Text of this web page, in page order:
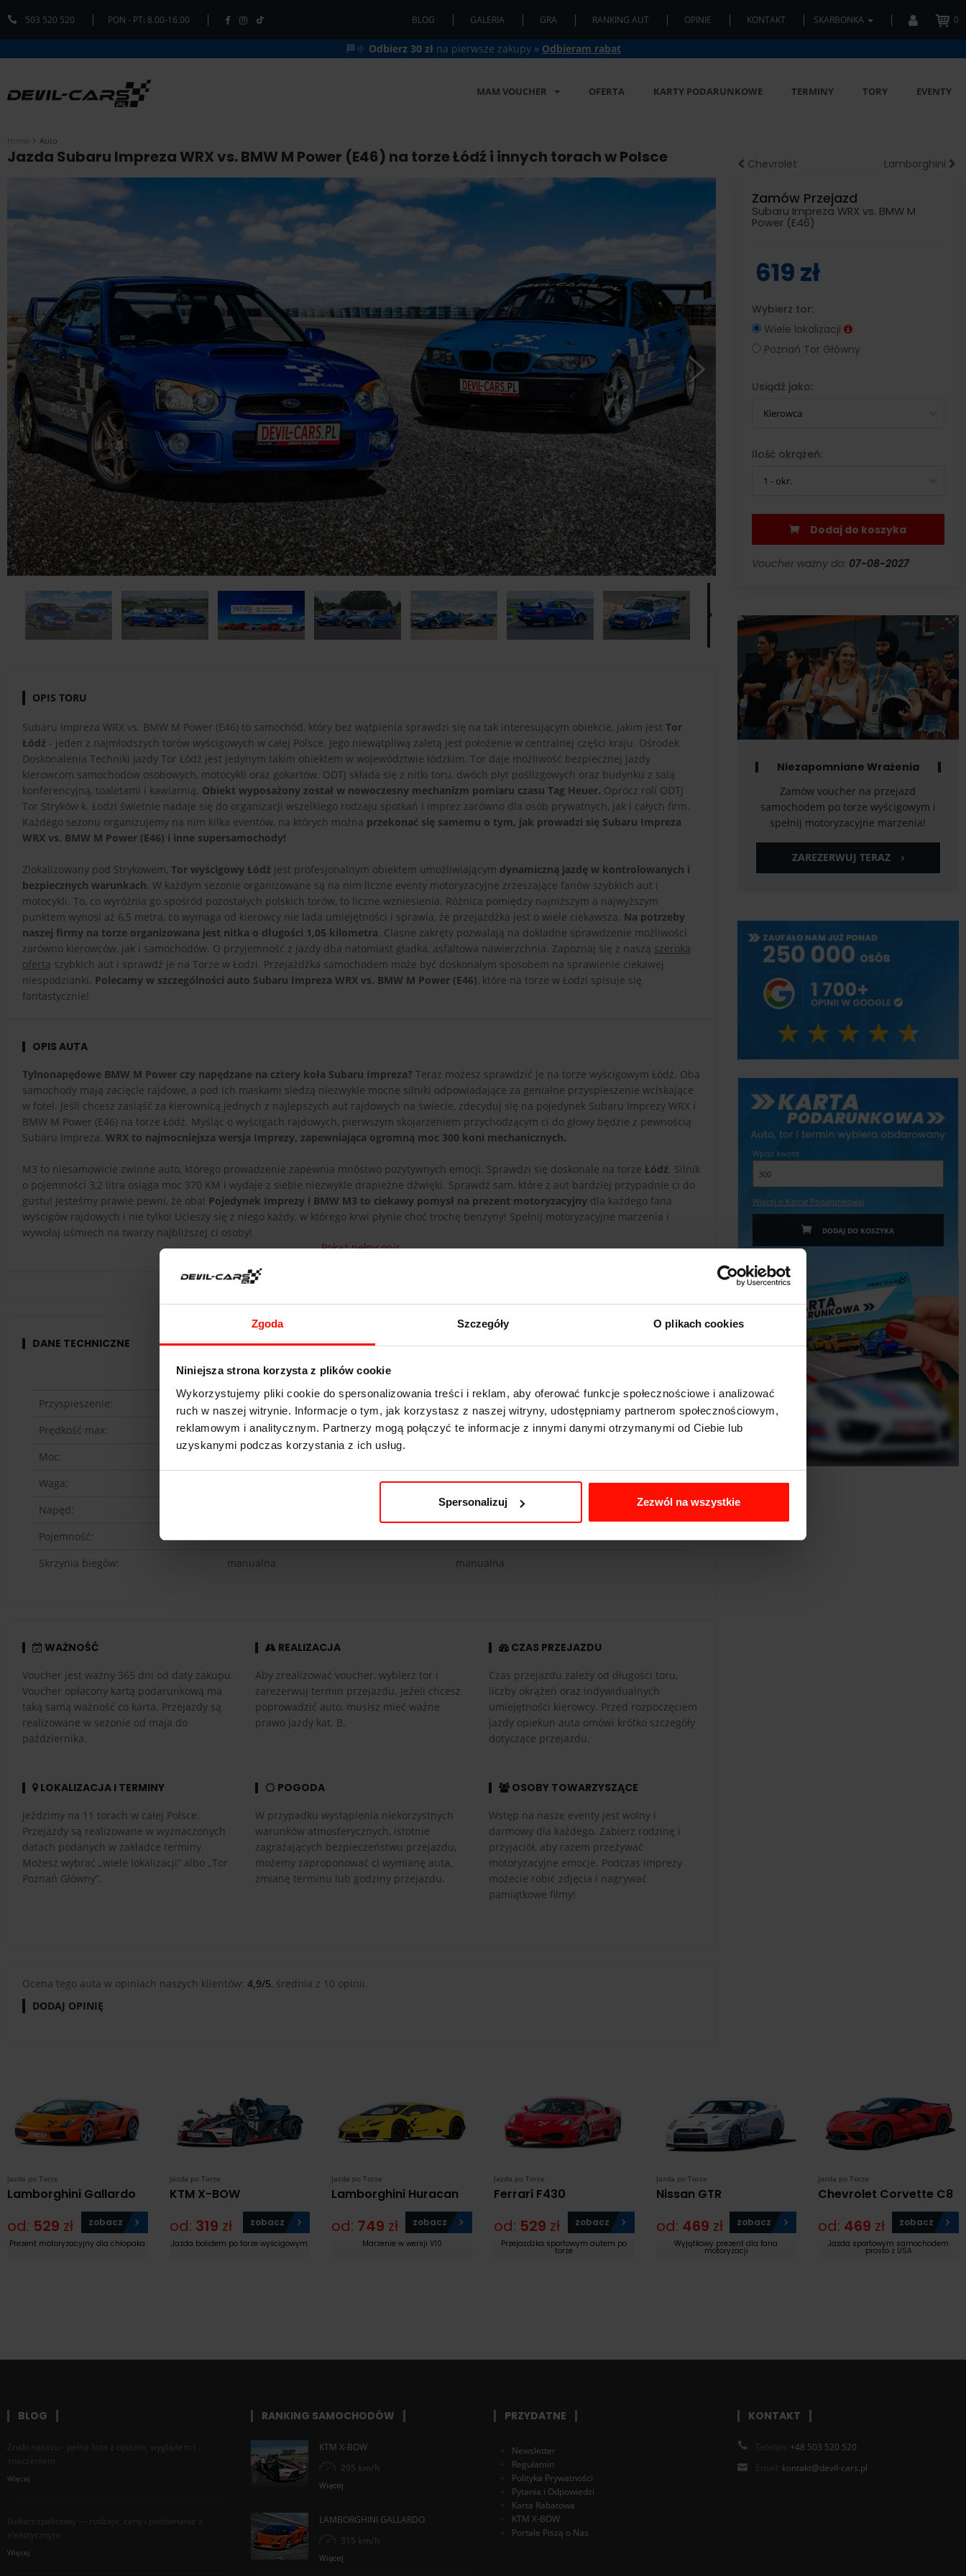
Zgoda Szczegóły O plikach cookies
Niniejsza strona korzysta z plików cookie
Wykorzystujemy pliki cookie do spersonalizowania treści i reklam, aby oferować funkcje społecznościowe i analizować
ruch w naszej witrynie. Informacje o tym, jak korzystasz z naszej witryny, udostępniamy partnerom społecznościowym,
reklamowym i analitycznym. Partnerzy mogą połączyć te informacje z innymi danymi otrzymanymi od Ciebie lub
uzyskanymi podczas korzystania z ich usług.
Spersonalizuj Zezwól na wszystkie
503 520 520 PON - PT: 8.00-16.00 BLOG GALERIA GRA RANKING AUT OPINIE KONTAKT SKARBONKA 0
🏁🔆 Odbierz 30 zł na pierwsze zakupy » Odbieram rabat
MAM VOUCHER OFERTA KARTY PODARUNKOWE TERMINY TORY EVENTY
Home Auto
Jazda Subaru Impreza WRX vs. BMW M Power (E46) na torze Łódź i innych torach w Polsce
OPIS TORU
Subaru Impreza WRX vs. BMW M Power (E46) to samochód, który bez wątpienia sprawdzi się na tak interesującym obiekcie, jakim jest Tor
Łódź - jeden z najmłodszych torów wyścigowych w całej Polsce. Jego niewątpliwą zaletą jest położenie w centralnej części kraju. Ośrodek
Doskonalenia Techniki Jazdy Tor Łódź jest jedynym takim obiektem w województwie łódzkim. Tor daje możliwość bezpiecznej jazdy
kierowcom samochodów osobowych, motocykli oraz gokartów. ODTJ składa się z nitki toru, dwóch płyt poślizgowych oraz budynku z salą
konferencyjną, toaletami i kawiarnią. Obiekt wyposażony został w nowoczesny mechanizm pomiaru czasu Tag Heuer. Oprócz roli ODTJ
Tor Stryków k. Łodzi świetnie nadaje się do organizacji wszelkiego rodzaju spotkań i imprez zarówno dla osób prywatnych, jak i całych firm.
Każdego sezonu organizujemy na nim kilka eventów, na których można przekonać się samemu o tym, jak prowadzi się Subaru Impreza
WRX vs. BMW M Power (E46) i inne supersamochody!
Zlokalizowany pod Strykowem, Tor wyścigowy Łódź jest profesjonalnym obiektem umożliwiającym dynamiczną jazdę w kontrolowanych i
bezpiecznych warunkach. W każdym sezonie organizowane są na nim liczne eventy motoryzacyjne zrzeszające fanów szybkich aut i
motocykli. To, co wyróżnia go spośród pozostałych polskich torów, to liczne wzniesienia. Różnica pomiędzy najniższym a najwyższym
punktem wynosi aż 6,5 metra, co wymaga od kierowcy nie lada umiejętności i sprawia, że przejażdżka jest o wiele ciekawsza. Na potrzeby
naszej firmy na torze organizowana jest nitka o długości 1,05 kilometra. Ciasne zakręty pozwalają na dokładne sprawdzenie możliwości
zarówno kierowców, jak i samochodów. O przyjemność z jazdy dba natomiast gładka, asfaltowa nawierzchnia. Zapoznaj się z naszą szeroką
ofertą szybkich aut i sprawdź je na Torze w Łodzi. Przejażdżka samochodem może być doskonałym sposobem na sprawienie ciekawej
niespodzianki. Polecamy w szczególności auto Subaru Impreza WRX vs. BMW M Power (E46), które na torze w Łodzi spisuje się
fantastycznie!
OPIS AUTA
Tylnonapędowe BMW M Power czy napędzane na cztery koła Subaru Impreza? Teraz możesz sprawdzić je na torze wyścigowym Łódź. Oba
samochody mają zacięcie rajdowe, a pod ich maskami siedzą niezwykle mocne silniki odpowiadające za genialne przyspieszenie wciskające
w fotel. Jeśli chcesz zasiąść za kierownicą jednych z najlepszych aut rajdowych na świecie, zdecyduj się na pojedynek Subaru Imprezy WRX i
BMW M Power (E46) na torze Łódź. Myśląc o wyścigach rajdowych, pierwszym skojarzeniem przychodzącym ci do głowy będzie z pewnością
Subaru Impreza. WRX to najmocniejsza wersja Imprezy, zapewniająca ogromną moc 300 koni mechanicznych.
M3 to niesamowicie zwinne auto, którego prowadzenie zapewnia mnóstwo pozytywnych emocji. Sprawdzi się doskonale na torze Łódź. Silnik
o pojemności 3,2 litra osiąga moc 370 KM i wydaje z siebie niezwykle drapieżne dźwięki. Sprawdź sam, które z aut bardziej przypadnie ci do
gustu! Jesteśmy prawie pewni, że oba! Pojedynek Imprezy i BMW M3 to ciekawy pomysł na prezent motoryzacyjny dla każdego fana
wyścigów rajdowych i nie tylko! Ucieszy się z niego każdy, w którego krwi płynie choć trochę benzyny! Spełnij motoryzacyjne marzenia i
wywołaj uśmiech na twarzy najbliższej ci osoby!
Pokaż pełny opis
DANE TECHNICZNE
BMW M Power (E46)
Przyspieszenie:
4.6 s do 100 km/h
s do 100 km/h
Prędkość max:
270 km/h 230km/h
Moc:
Waga:
1485kg
Napęd:
4x4
Pojemność:
Skrzynia biegów:
manualna manualna
WAŻNOŚĆ
Voucher jest ważny 365 dni od daty zakupu.
Voucher opłacony kartą podarunkową ma
taką samą ważność co karta. Przejazdy są
realizowane w sezonie od maja do
października.
REALIZACJA
Aby zrealizować voucher, wybierz tor i
zarezerwuj termin przejazdu. Jeżeli chcesz
poprowadzić auto, musisz mieć ważne
prawo jazdy kat. B.
CZAS PRZEJAZDU
Czas przejazdu zależy od długości toru,
liczby okrążeń oraz indywidualnych
umiejętności kierowcy. Przed rozpoczęciem
jazdy opiekun auta omówi krótko szczegóły
dotyczące przejazdu.
LOKALIZACJA I TERMINY
Jeździmy na 11 torach w całej Polsce.
Przejazdy są realizowane w wyznaczonych
datach podanych w zakładce terminy.
Możesz wybrać „wiele lokalizacji” albo „Tor
Poznań Główny”.
POGODA
W przypadku wystąpienia niekorzystnych
warunków atmosferycznych, istotnie
zagrażających bezpieczeństwu przejazdu,
możemy zaproponować ci wymianę auta,
zmianę terminu lub godziny przejazdu.
OSOBY TOWARZYSZĄCE
Wstęp na nasze eventy jest wolny i
darmowy dla każdego. Zabierz rodzinę i
przyjaciół, aby razem przeżywać
motoryzacyjne emocje. Podczas imprezy
możecie robić zdjęcia i nagrywać
pamiątkowe filmy!
Ocena tego auta w opiniach naszych klientów: 4,9/5, średnia z 10 opinii.
DODAJ OPINIĘ
Chevrolet Lamborghini
Zamów Przejazd
Subaru Impreza WRX vs. BMW M
Power (E46)
619 zł
Wybierz tor:
Wiele lokalizacji
Poznań Tor Główny
Usiądź jako:
Kierowca
Ilość okrążeń:
1 - okr.
Dodaj do koszyka
Voucher ważny do: 07-08-2027
Niezapomniane Wrażenia
Zamów voucher na przejazd
samochodem po torze wyścigowym i
spełnij motoryzacyjne marzenia!
ZAREZERWUJ TERAZ
Wpisz kwotę
Więcej o Karcie Podarunkowej
DODAJ DO KOSZYKA
Jazda po Torze
Lamborghini Gallardo
od: 529 zł zobacz
Prezent motoryzacyjny dla chłopaka
Jazda po Torze
KTM X-BOW
od: 319 zł zobacz
Jazda bolidem po torze wyścigowym
Jazda po Torze
Lamborghini Huracan
od: 749 zł zobacz
Marzenie w wersji V10
Jazda po Torze
Ferrari F430
od: 529 zł zobacz
Przejażdżka sportowym autem po
torze
Jazda po Torze
Nissan GTR
od: 469 zł zobacz
Wyjątkowy prezent dla fana
motoryzacji
Jazda po Torze
Chevrolet Corvette C8
od: 469 zł zobacz
Jazda sportowym samochodem
prosto z USA
BLOG
Znaki nakazu - pełna lista z opisem, wyglądem i
znaczeniem
Więcej
Gokart spalinowy — rodzaje, ceny i porównanie z
elektrycznym
Więcej
RANKING SAMOCHODÓW
KTM X-BOW
295 km/h
Więcej
LAMBORGHINI GALLARDO
315 km/h
Więcej
PRZYDATNE
Newsletter
Regulamin
Polityka Prywatności
Pytania i Odpowiedzi
Karta Rabatowa
KTM X-BOW
Portale Piszą o Nas
KONTAKT
Telefon: +48 503 520 520
Email: kontakt@devil-cars.pl